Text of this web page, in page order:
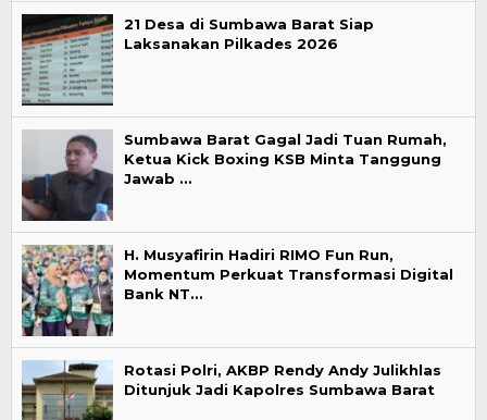
21 Desa di Sumbawa Barat Siap
Laksanakan Pilkades 2026
Sumbawa Barat Gagal Jadi Tuan Rumah,
Ketua Kick Boxing KSB Minta Tanggung
Jawab …
H. Musyafirin Hadiri RIMO Fun Run,
Momentum Perkuat Transformasi Digital
Bank NT…
Rotasi Polri, AKBP Rendy Andy Julikhlas
Ditunjuk Jadi Kapolres Sumbawa Barat